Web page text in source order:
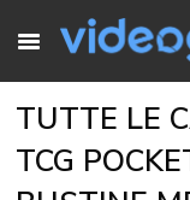
TUTTE LE
TCG